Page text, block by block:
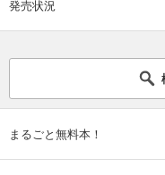
発売状況
まるごと無料本！